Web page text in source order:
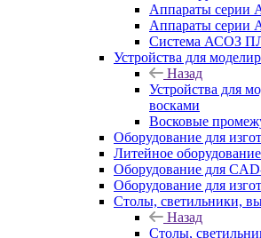
Аппараты
Аппараты
Система АСОЗ
Устройства для
Назад
Устройства для
восками
Восковые
Оборудование для
Литейное оборудование
Оборудование для
Оборудование для
Cтолы, светильники,
Назад
Cтолы,